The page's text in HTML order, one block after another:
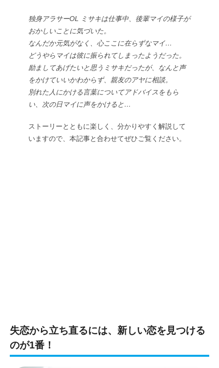
独身アラサーOL ミサキは仕事中、後輩マイの様子が
おかしいことに気づいた。
なんだか元気がなく、心ここに在らずなマイ…
どうやらマイは彼に振られてしまったようだった。
励ましてあげたいと思うミサキだったが、なんと声
をかけていいかわからず、親友のアヤに相談。
別れた人にかける言葉についてアドバイスをもら
い、次の日マイに声をかけると…
ストーリーとともに楽しく、分かりやすく解説して
いますので、本記事と合わせてぜひご覧ください。
失恋から立ち直るには、新しい恋を見つける
のが1番！